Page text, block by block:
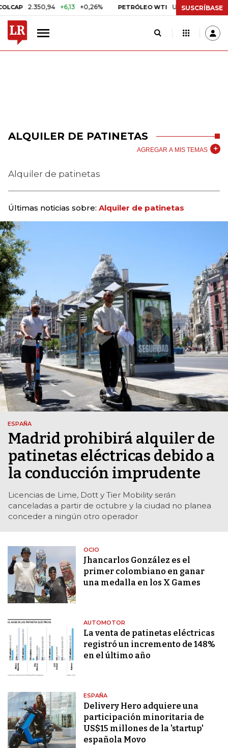
2.350,94 +6,13 +0,26% PETRÓLEO WTI US$ 78,01 US$ 2,92
SUSCRÍBASE
ALQUILER DE PATINETAS
AGREGAR A MIS TEMAS
Alquiler de patinetas
Últimas noticias sobre: Alquiler de patinetas
ESPAÑA
Madrid prohibirá alquiler de
patinetas eléctricas debido a
la conducción imprudente
Licencias de Lime, Dott y Tier Mobility serán
canceladas a partir de octubre y la ciudad no planea
conceder a ningún otro operador
OCIO
Jhancarlos González es el
primer colombiano en ganar
una medalla en los X Games
AUTOMOTOR
La venta de patinetas eléctricas
registró un incremento de 148%
en el último año
ESPAÑA
Delivery Hero adquiere una
participación minoritaria de
US$15 millones de la 'startup'
española Movo